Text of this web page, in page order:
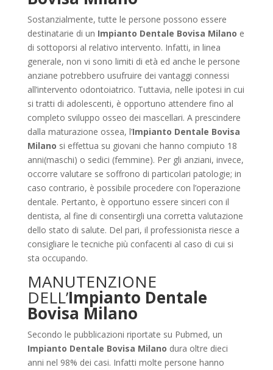
Sostanzialmente, tutte le persone possono essere
destinatarie di un Impianto Dentale Bovisa Milano e
di sottoporsi al relativo intervento. Infatti, in linea
generale, non vi sono limiti di età ed anche le persone
anziane potrebbero usufruire dei vantaggi connessi
all’intervento odontoiatrico. Tuttavia, nelle ipotesi in cui
si tratti di adolescenti, è opportuno attendere fino al
completo sviluppo osseo dei mascellari. A prescindere
dalla maturazione ossea, l’Impianto Dentale Bovisa
Milano si effettua su giovani che hanno compiuto 18
anni(maschi) o sedici (femmine). Per gli anziani, invece,
occorre valutare se soffrono di particolari patologie; in
caso contrario, è possibile procedere con l’operazione
dentale. Pertanto, è opportuno essere sinceri con il
dentista, al fine di consentirgli una corretta valutazione
dello stato di salute. Del pari, il professionista riesce a
consigliare le tecniche più confacenti al caso di cui si
sta occupando.
MANUTENZIONE
DELL’Impianto Dentale
Bovisa Milano
Secondo le pubblicazioni riportate su Pubmed, un
Impianto Dentale Bovisa Milano dura oltre dieci
anni nel 98% dei casi. Infatti molte persone hanno